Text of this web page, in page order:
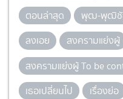
ตอนล่าสุด
พุฒ-พุฒิชั
ลงเอย
สงครามแย่งผู้
สงครามแย่งผู้ To be
เธอเปลี่ยนไป
เรื่องย่อ